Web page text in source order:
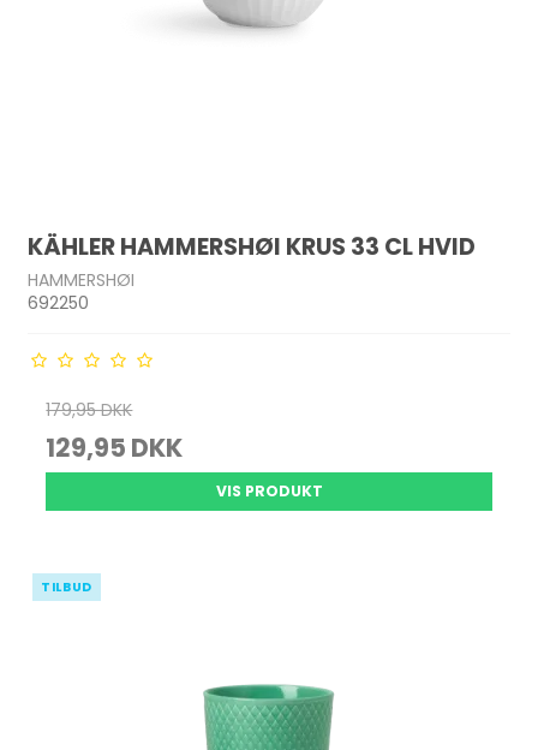
KÄHLER HAMMERSHØI KRUS 33 CL HVID
HAMMERSHØI
692250
179,95 DKK
129,95 DKK
VIS PRODUKT
TILBUD